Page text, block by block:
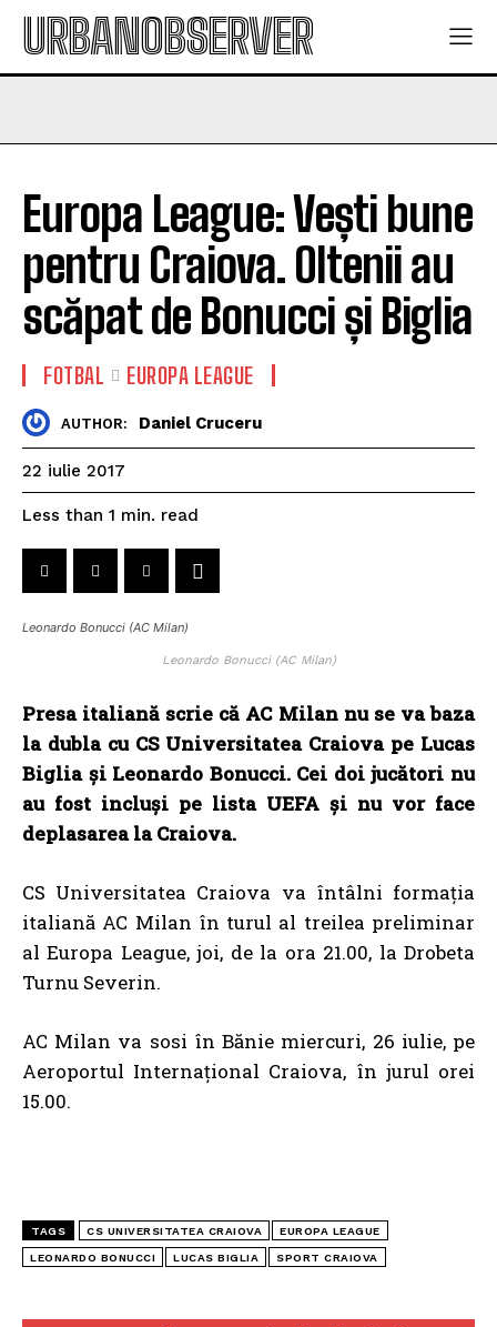
URBANOBSERVER
Europa League: Vești bune
pentru Craiova. Oltenii au
scăpat de Bonucci și Biglia
FOTBAL EUROPA LEAGUE
AUTHOR: Daniel Cruceru
22 iulie 2017
Less than 1 min. read
Leonardo Bonucci (AC Milan)
Leonardo Bonucci (AC Milan)
Presa italiană scrie că AC Milan nu se va baza
la dubla cu CS Universitatea Craiova pe Lucas
Biglia și Leonardo Bonucci. Cei doi jucători nu
au fost incluși pe lista UEFA și nu vor face
deplasarea la Craiova.
CS Universitatea Craiova va întâlni formația
italiană AC Milan în turul al treilea preliminar
al Europa League, joi, de la ora 21.00, la Drobeta
Turnu Severin.
AC Milan va sosi în Bănie miercuri, 26 iulie, pe
Aeroportul Internațional Craiova, în jurul orei
15.00.
TAGS CS UNIVERSITATEA CRAIOVA EUROPA LEAGUE
LEONARDO BONUCCI LUCAS BIGLIA SPORT CRAIOVA